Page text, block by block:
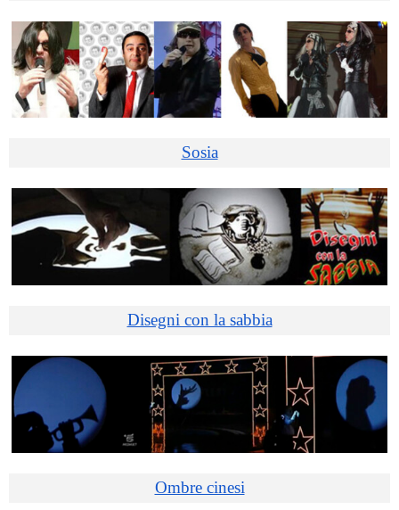
Sosia
Disegni con la sabbia
Ombre cinesi